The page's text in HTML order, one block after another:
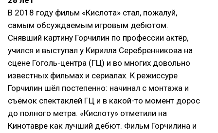
В 2018 году фильм «Кислота» стал, пожалуй,
самым обсуждаемым игровым дебютом.
Снявший картину Горчилин по профессии актёр,
учился и выступал у Кирилла Серебренникова на
сцене Гоголь-центра (ГЦ) и во многих довольно
известных фильмах и сериалах. К режиссуре
Горчилин шёл постепенно: начинал с монтажа и
съёмок спектаклей ГЦ и в какой-то момент дорос
до полного метра. «Кислоту» отметили на
Кинотавре как лучший дебют. Фильм Горчилина и